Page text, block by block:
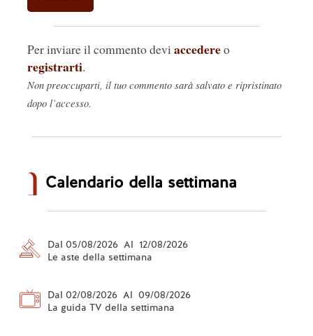
Per inviare il commento devi accedereo
registrarti.
Non preoccuparti, il tuo commento sarà salvato e ripristinato
dopo l’accesso.
Calendario della settimana
Dal 05/08/2026 Al 12/08/2026
Le aste della settimana
Dal 02/08/2026 Al 09/08/2026
La guida TV della settimana